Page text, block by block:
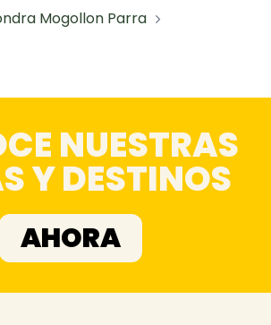
Mogollon Parra
NUESTRAS
Y DESTINOS
AHORA